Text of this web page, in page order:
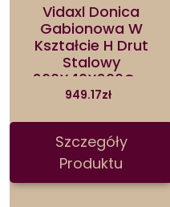
Vidaxl Donica
Gabionowa W
Kształcie H Drut
Stalowy
260X40X200Cm
145665
949.17zł
Szczegóły
Produktu